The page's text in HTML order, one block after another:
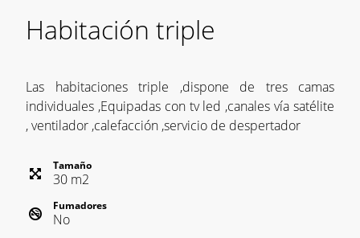
Habitación triple
Las habitaciones triple ,dispone de tres camas
individuales ,Equipadas con tv led ,canales vía satélite
, ventilador ,calefacción ,servicio de despertador
Tamaño
30 m2
Fumadores
No